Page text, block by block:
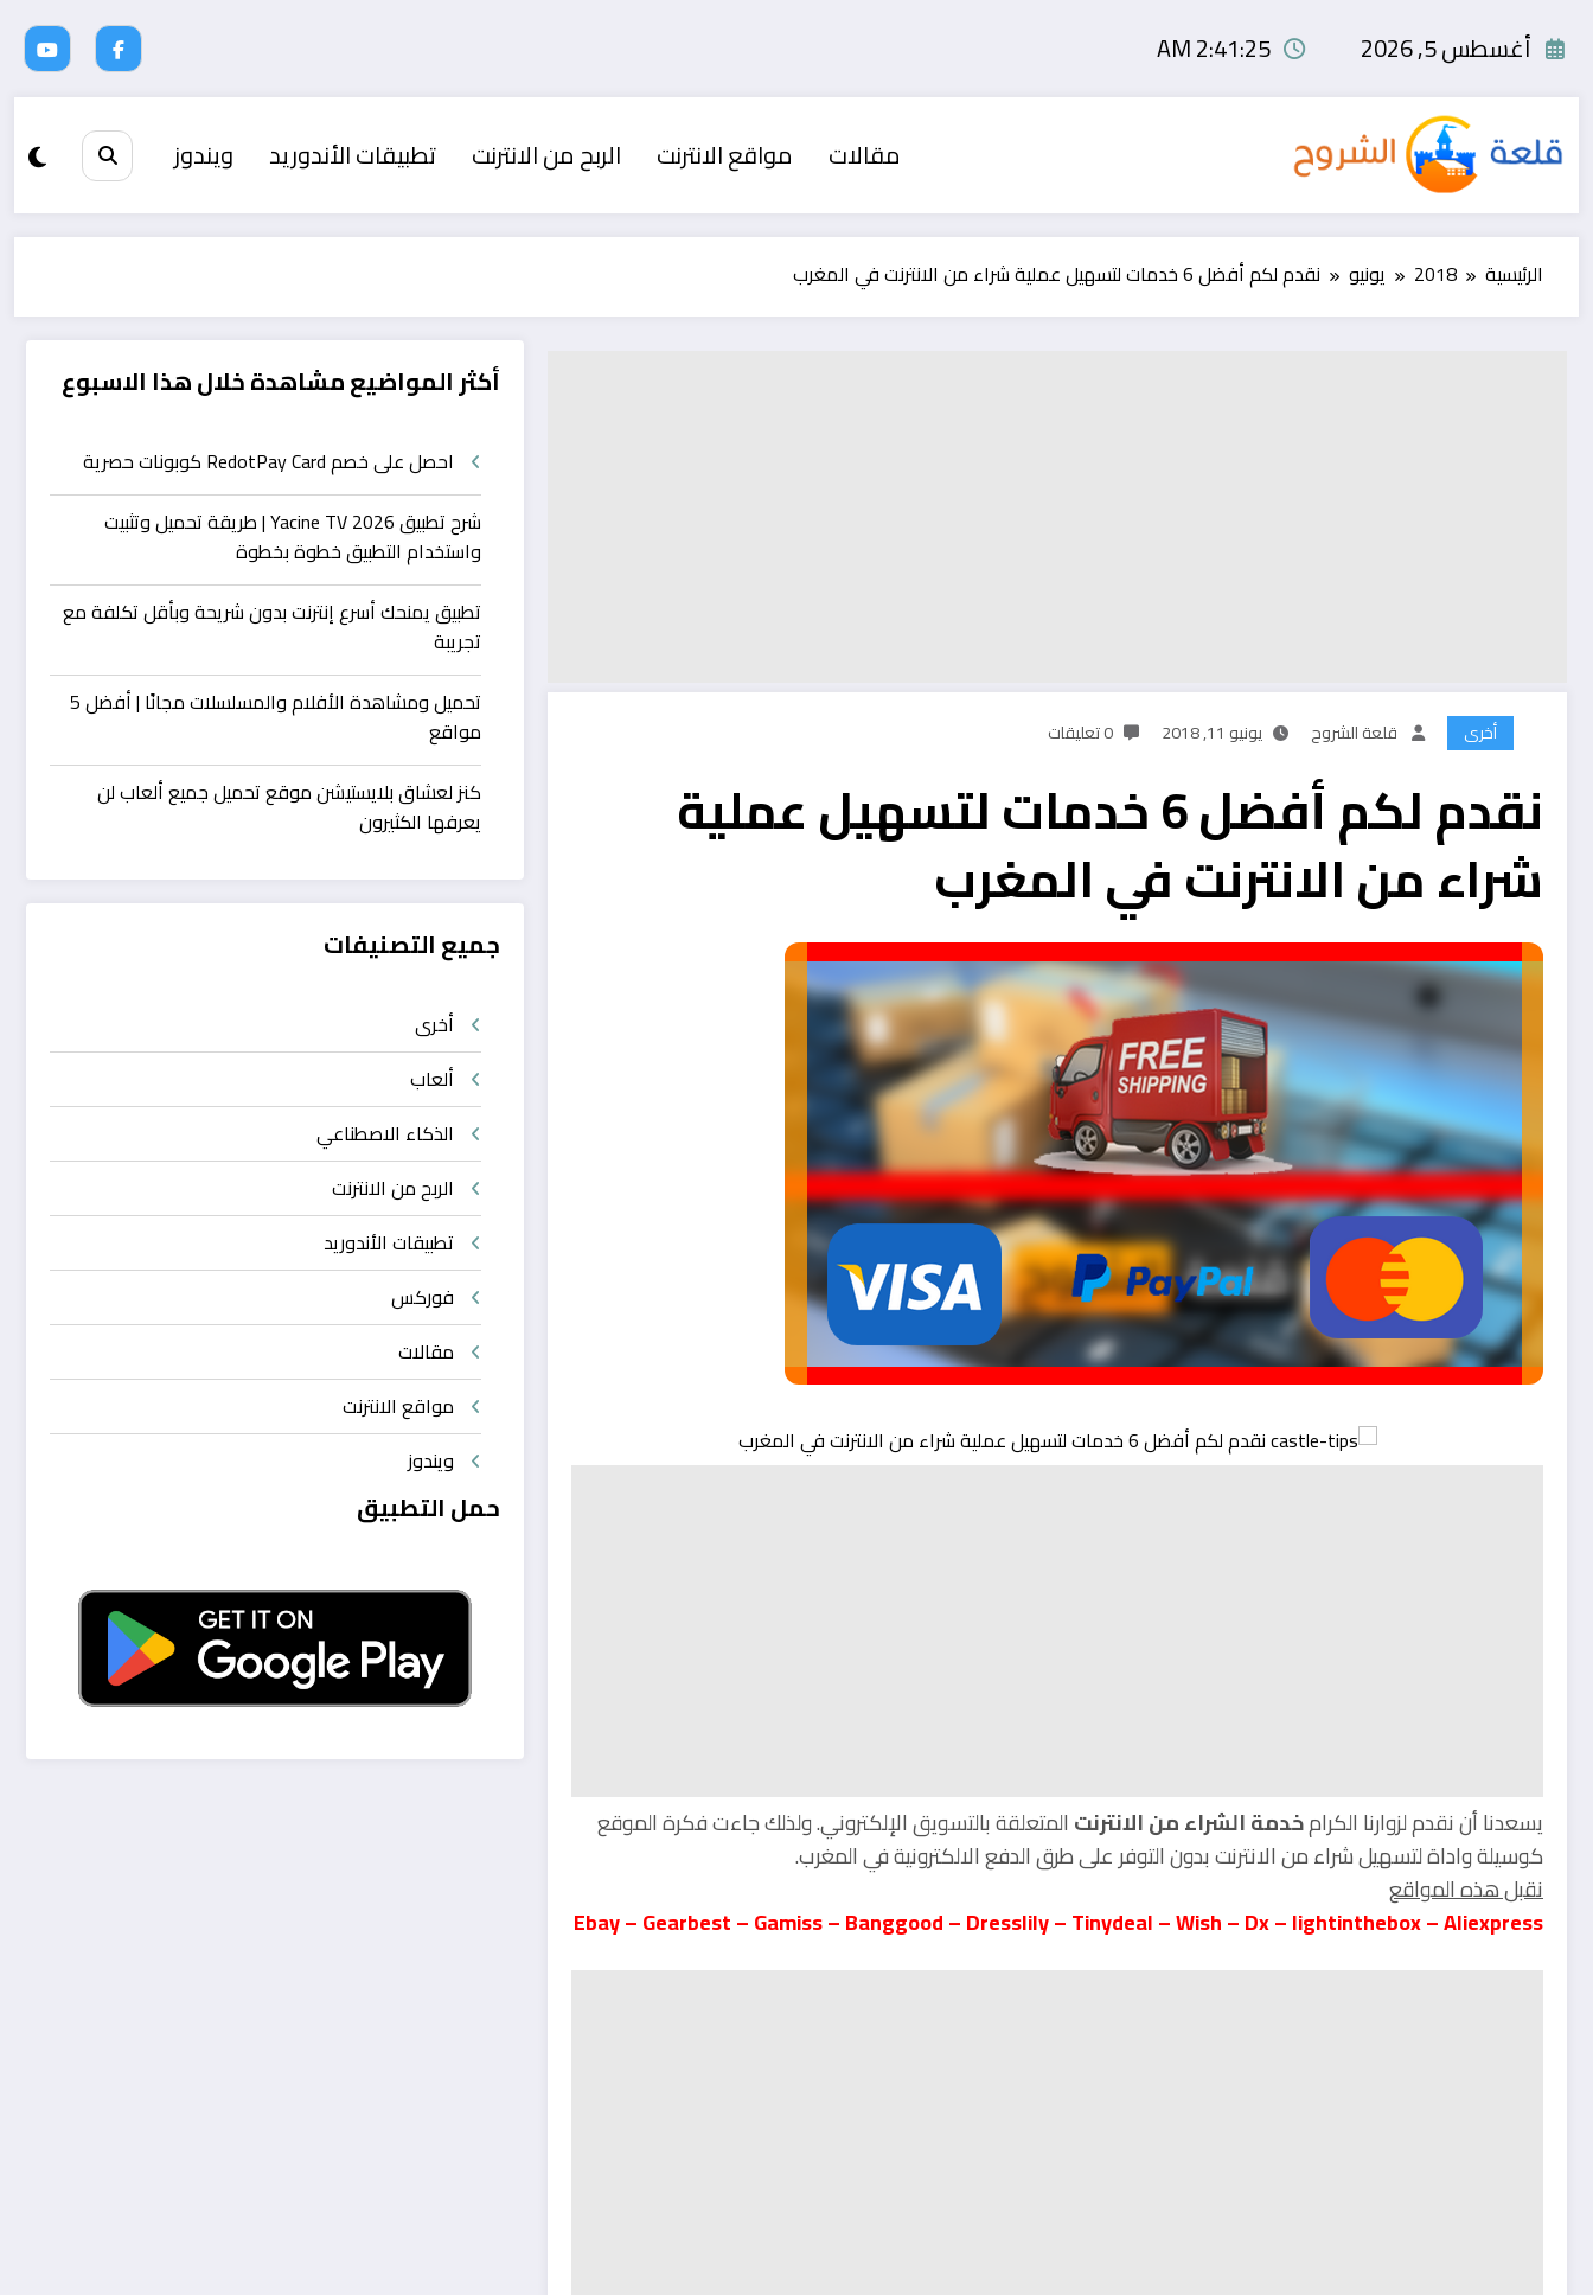
أغسطس 5, 2026 2:41:26 AM
مقالات مواقع الانترنت الربح من الانترنت تطبيقات الأندوريد ويندوز
الرئيسية 2018 يونيو نقدم لكم أفضل 6 خدمات لتسهيل عملية شراء من الانترنت في المغرب
أخرى قلعة الشروح يونيو 11, 2018 0 تعليقات
نقدم لكم أفضل 6 خدمات لتسهيل عملية
شراء من الانترنت في المغرب
يسعدنا أن نقدم لزوارنا الكرامخدمة الشراء من الانترنت المتعلقة بالتسويق الإلكتروني. ولذلك جاءت فكرة الموقع
كوسيلة واداة لتسهيل شراء من الانترنت بدون التوفر على طرق الدفع الالكترونية في المغرب.
نقبل هذه المواقع
Ebay – Gearbest – Gamiss – Banggood – Dresslily – Tinydeal – Wish – Dx –lightinthebox –Aliexpress
أكثر المواضيع مشاهدة خلال هذا الاسبوع
احصل على خصم RedotPay Card كوبونات حصرية
شرح تطبيق Yacine TV 2026 | طريقة تحميل وتثبيت
واستخدام التطبيق خطوة بخطوة
تطبيق يمنحك أسرع إنترنت بدون شريحة وبأقل تكلفة مع
تجريبة
تحميل ومشاهدة الأفلام والمسلسلات مجانًا | أفضل 5
مواقع
كنز لعشاق بلايستيشن موقع تحميل جميع ألعاب لن
يعرفها الكثيرون
جميع التصنيفات
أخرى
ألعاب
الذكاء الاصطناعي
الربح من الانترنت
تطبيقات الأندوريد
فوركس
مقالات
مواقع الانترنت
ويندوز
حمل التطبيق